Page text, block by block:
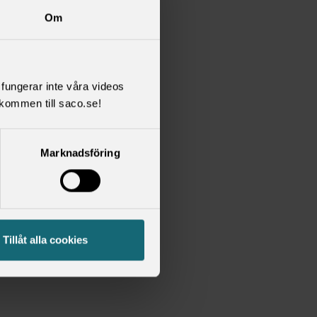
Om
inte våra videos
till saco.se!
Marknadsföring
Tillåt alla cookies
vår
kan